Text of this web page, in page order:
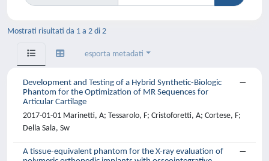
Mostrati risultati da 1 a 2 di 2
esporta metadati
Development and Testing of a Hybrid Synthetic-Biologic
Phantom for the Optimization of MR Sequences for
Articular Cartilage
2017-01-01 Marinetti, A; Tessarolo, F; Cristoforetti, A; Cortese, F;
Della Sala, Sw
A tissue-equivalent phantom for the X-ray evaluation of